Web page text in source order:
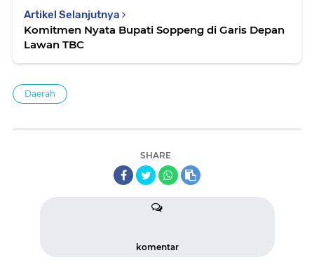
Artikel Selanjutnya
Komitmen Nyata Bupati Soppeng di Garis Depan
Lawan TBC
Daerah
SHARE
komentar